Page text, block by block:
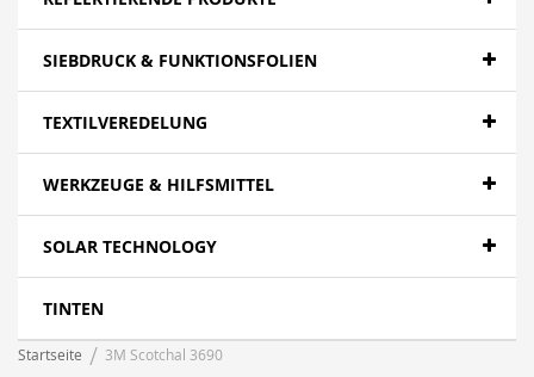
SIEBDRUCK & FUNKTIONSFOLIEN
TEXTILVEREDELUNG
WERKZEUGE & HILFSMITTEL
SOLAR TECHNOLOGY
TINTEN
Startseite 3M Scotchal 3690